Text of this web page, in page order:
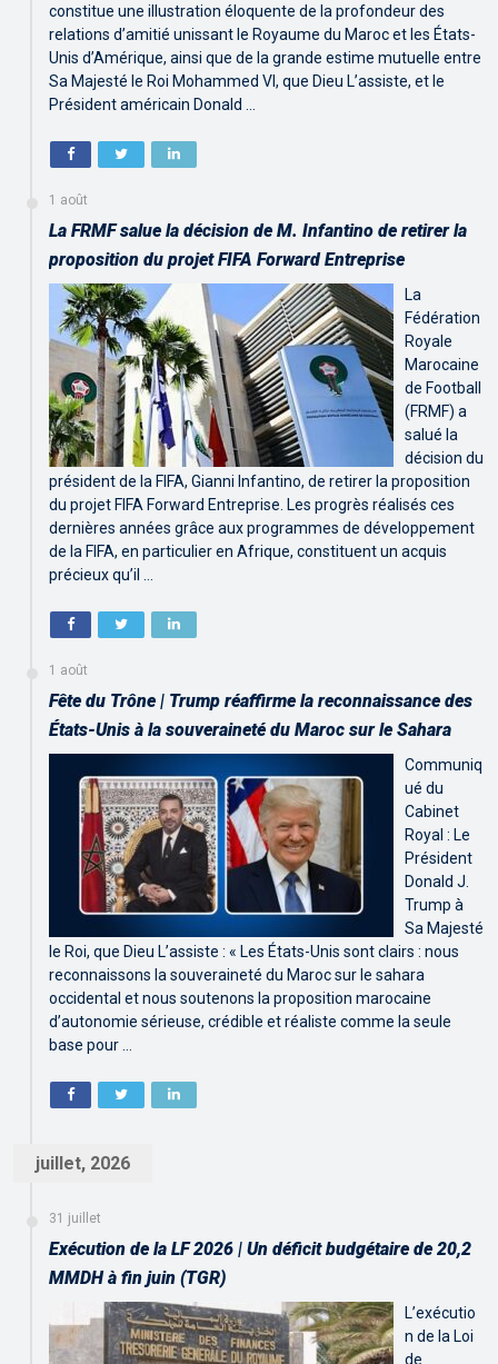
constitue une illustration éloquente de la profondeur des
relations d’amitié unissant le Royaume du Maroc et les États-
Unis d’Amérique, ainsi que de la grande estime mutuelle entre
Sa Majesté le Roi Mohammed VI, que Dieu L’assiste, et le
Président américain Donald …
1 août
La FRMF salue la décision de M. Infantino de retirer la
proposition du projet FIFA Forward Entreprise
La
Fédération
Royale
Marocaine
de Football
(FRMF) a
salué la
décision du
président de la FIFA, Gianni Infantino, de retirer la proposition
du projet FIFA Forward Entreprise. Les progrès réalisés ces
dernières années grâce aux programmes de développement
de la FIFA, en particulier en Afrique, constituent un acquis
précieux qu’il …
1 août
Fête du Trône | Trump réaffirme la reconnaissance des
États-Unis à la souveraineté du Maroc sur le Sahara
Communiq
ué du
Cabinet
Royal : Le
Président
Donald J.
Trump à
Sa Majesté
le Roi, que Dieu L’assiste : « Les États-Unis sont clairs : nous
reconnaissons la souveraineté du Maroc sur le sahara
occidental et nous soutenons la proposition marocaine
d’autonomie sérieuse, crédible et réaliste comme la seule
base pour …
juillet, 2026
31 juillet
Exécution de la LF 2026 | Un déficit budgétaire de 20,2
MMDH à fin juin (TGR)
L’exécutio
n de la Loi
de